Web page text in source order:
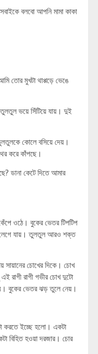
বলবো আপনি মামা কাকা
তোর মুখটা থাপ্পড়ে ভেঙে
ভয়ে সিঁটিয়ে যায়। দুই
কোলে বসিয়ে দেয়।
করে কাঁপছে।
ডানা কেটে দিতে আমার
ওঠে। বুকের ভেতর টিপটিপ
লেগে যায়। তুলতুল আরও শক্ত
চোখের দিকে। চোখ
রাগী রাগী গভীর চোখ দুটো
বুকের ভেতর ঝড় তুলে নেয়।
করতে ইচ্ছে হলো। একটা
বিহিত হওয়া দরজার। চোর